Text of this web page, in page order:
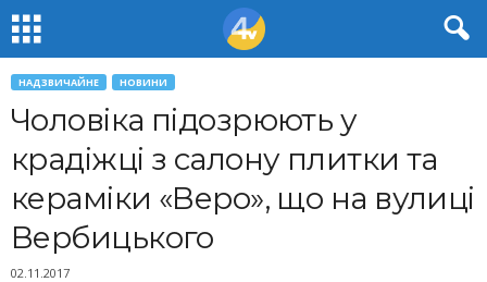
НАДЗВИЧАЙНЕ НОВИНИ
Чоловіка підозрюють у
крадіжці з салону плитки та
кераміки «Веро», що на вулиці
Вербицького
02.11.2017